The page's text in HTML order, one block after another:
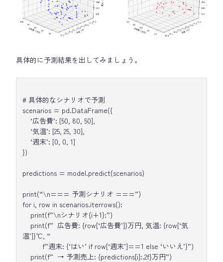
具体的に予測結果を出してみましょう。
# 具体的なシナリオで予測
scenarios = pd.DataFrame({
‘広告費’: [50, 80, 50],
‘気温’: [25, 25, 30],
‘週末’: [0, 0, 1]
})
predictions = model.predict(scenarios)
print(“\n=== 予測シナリオ ===”)
for i, row in scenarios.iterrows():
print(f”\nシナリオ{i+1}:”)
print(f” 広告費: {row[‘広告費’]}万円, 気温: {row[‘気
温’]}℃, “
f”週末: {‘はい’ if row[‘週末’]==1 else ‘いいえ’}”)
print(f” → 予測売上: {predictions[i]:.2f}万円”)